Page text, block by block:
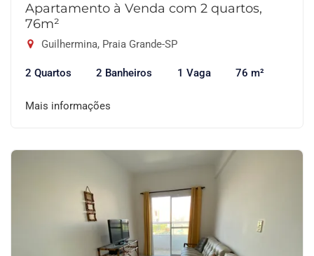
Apartamento à Venda com 2 quartos,
76m²
Guilhermina, Praia Grande-SP
2 Quartos 2 Banheiros 1 Vaga 76 m²
Mais informações